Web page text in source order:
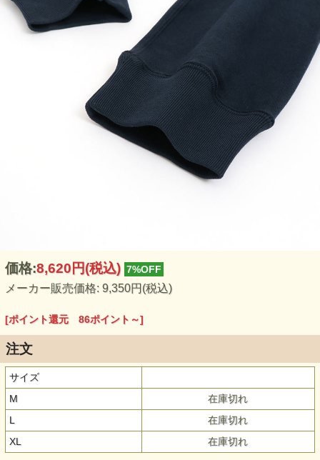
価格:8,620円(税込) 7%OFF
メーカー販売価格: 9,350円(税込)
[ポイント還元 86ポイント～]
注文
サイズ
M
在庫切れ
L
在庫切れ
XL
在庫切れ